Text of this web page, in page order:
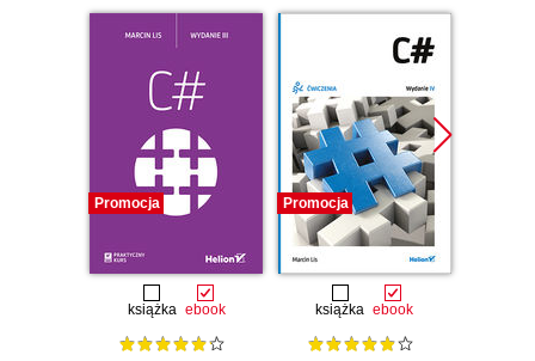
Promocja
książka ebook
Promocja
książka ebook